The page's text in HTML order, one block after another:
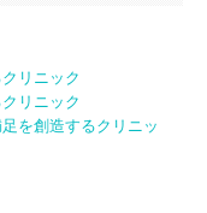
リニック
リニック
を創造するクリニッ